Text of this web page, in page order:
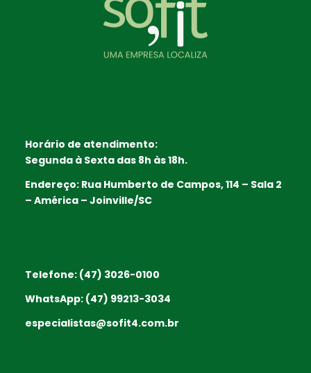
Horário de atendimento:
Segunda à Sexta das 8h às 18h.
Endereço: Rua Humberto de Campos, 114 – Sala 2
– América – Joinville/SC
Telefone: (47) 3026-0100
WhatsApp: (47) 99213-3034
especialistas@sofit4.com.br